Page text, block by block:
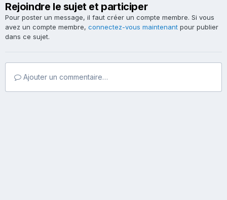
Rejoindre le sujet et participer
Pour poster un message, il faut créer un compte membre. Si vous
avez un compte membre, connectez-vous maintenant pour publier
dans ce sujet.
Ajouter un commentaire…